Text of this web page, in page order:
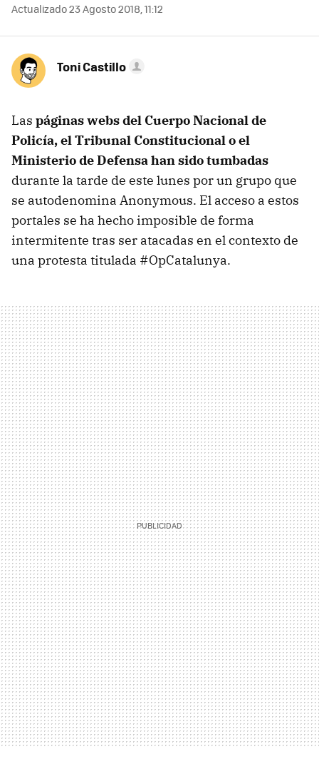
Actualizado 23 Agosto 2018, 11:12
Toni Castillo
Las páginas webs del Cuerpo Nacional de
Policía, el Tribunal Constitucional o el
Ministerio de Defensa han sido tumbadas
durante la tarde de este lunes por un grupo que
se autodenomina Anonymous. El acceso a estos
portales se ha hecho imposible de forma
intermitente tras ser atacadas en el contexto de
una protesta titulada #OpCatalunya.